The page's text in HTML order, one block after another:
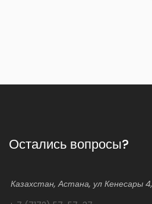
Остались вопросы?
Казахстан, Астана, ул Кенесары